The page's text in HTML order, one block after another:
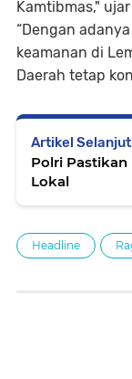
Kamtibmas,"
“Dengan
keamanan di
Daerah tetap
Artikel
Polri
Lokal
Headline